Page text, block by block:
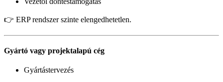
👉 ERP rendszer szinte elengedhetetlen.
Gyártó vagy projektalapú cég
Gyártástervezés